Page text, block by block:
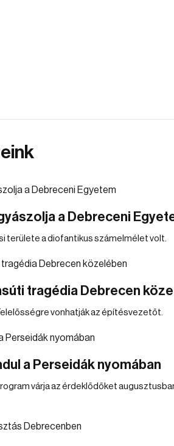
a Debreceni
területe a diofantikus számelmélet volt.
tragédia Debrecen
vonhatják az építésvezetőt.
a Perseidák nyomában
várja az érdeklődőket